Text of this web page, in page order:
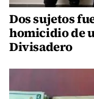
Dos sujetos
homicidio de
Divisadero